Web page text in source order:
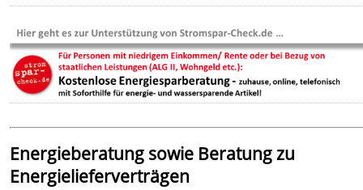
Energieberatung sowie Beratung zu
Energielieferverträgen